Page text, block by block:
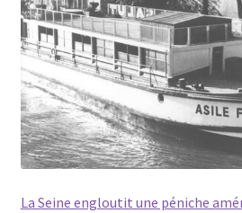
La Seine engloutit une péniche